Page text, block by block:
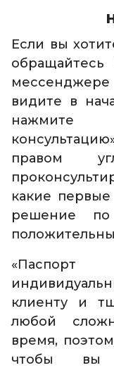
Если вы
видите в
нажмите
правом
какие
решение
«Паспорт
клиенту и
любой
время,
чтобы вы